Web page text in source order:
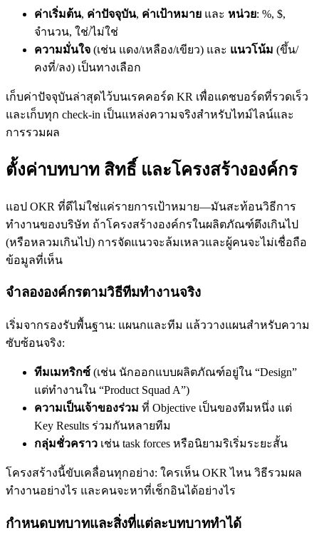
ค่าเริ่มต้น, ค่าปัจจุบัน, ค่าเป้าหมาย และ หน่วย: %, $,
จำนวน, ใช่/ไม่ใช่
ความมั่นใจ (เช่น แดง/เหลือง/เขียว) และ แนวโน้ม (ขึ้น/
คงที่/ลง) เป็นทางเลือก
เก็บค่าปัจจุบันล่าสุดไว้บนเรคคอร์ด KR เพื่อแดชบอร์ดที่รวดเร็ว
และเก็บทุก check-in เป็นแหล่งความจริงสำหรับไทม์ไลน์และ
การรวมผล
ตั้งค่าบทบาท สิทธิ์ และโครงสร้างองค์กร
แอป OKR ที่ดีไม่ใช่แค่รายการเป้าหมาย—มันสะท้อนวิธีการ
ทำงานของบริษัท ถ้าโครงสร้างองค์กรในผลิตภัณฑ์ตึงเกินไป
(หรือหลวมเกินไป) การจัดแนวจะล้มเหลวและผู้คนจะไม่เชื่อถือ
ข้อมูลที่เห็น
จำลององค์กรตามวิธีทีมทำงานจริง
เริ่มจากรองรับพื้นฐาน: แผนกและทีม แล้ววางแผนสำหรับความ
ซับซ้อนจริง:
ทีมเมทริกซ์ (เช่น นักออกแบบผลิตภัณฑ์อยู่ใน “Design”
แต่ทำงานใน “Product Squad A”)
ความเป็นเจ้าของร่วม ที่ Objective เป็นของทีมหนึ่ง แต่
Key Results ร่วมกันหลายทีม
กลุ่มชั่วคราว เช่น task forces หรือนิยามริเริ่มระยะสั้น
โครงสร้างนี้ขับเคลื่อนทุกอย่าง: ใครเห็น OKR ไหน วิธีรวมผล
ทำงานอย่างไร และคนจะหาที่เช็กอินได้อย่างไร
กำหนดบทบาทและสิ่งที่แต่ละบทบาททำได้